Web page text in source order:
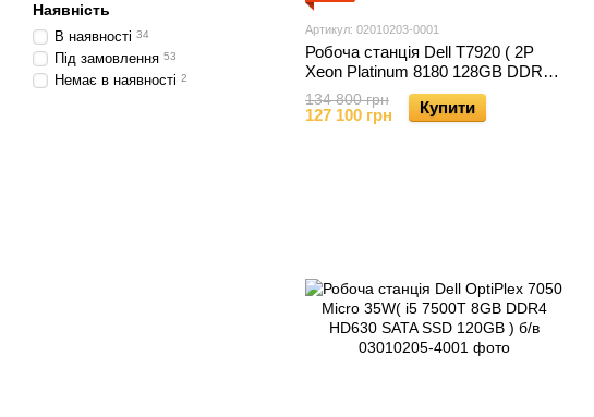
Артикул: 02010203-0001
Робоча станція Dell T7920 ( 2P
Xeon Platinum 8180 128GB DDR4
NVS310 1TB NVME ) б.в.
134 800 грн
127 100 грн Купити
Наявність
В наявності 34
Під замовлення 53
Немає в наявності 2